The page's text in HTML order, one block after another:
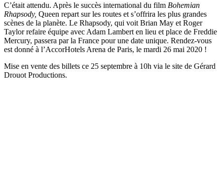
C’était attendu. Après le succès international du film Bohemian
Rhapsody, Queen repart sur les routes et s’offrira les plus grandes
scènes de la planète. Le Rhapsody, qui voit Brian May et Roger
Taylor refaire équipe avec Adam Lambert en lieu et place de Freddie
Mercury, passera par la France pour une date unique. Rendez-vous
est donné à l’AccorHotels Arena de Paris, le mardi 26 mai 2020 !
Mise en vente des billets ce 25 septembre à 10h via le site de Gérard
Drouot Productions.